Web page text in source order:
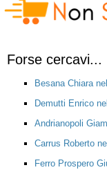
Forse cercavi...
Besana Chiara
Demutti Enrico
Andrianopoli
Carrus Roberto
Ferro Prospero